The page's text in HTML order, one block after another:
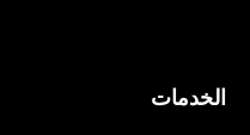
الخدمات